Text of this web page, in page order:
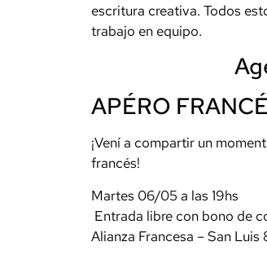
escritura creativa. Todos
trabajo en equipo.
APÉRO
¡Vení a compartir un
francés!
Martes 06/05 a las 19hs
Entrada libre con bono de
Alianza Francesa – San Luis